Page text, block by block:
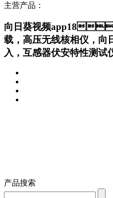
主营产品：
向日葵视频app18
载，高压无线核相仪
入，互感器伏安特性测
产品搜索